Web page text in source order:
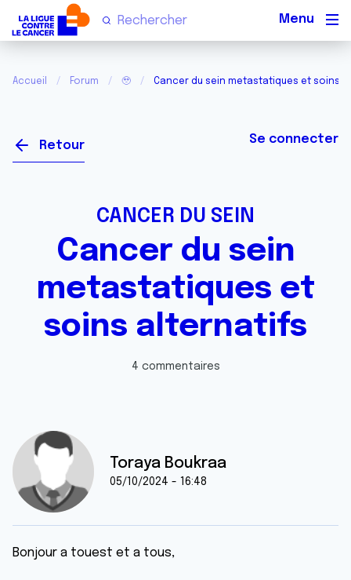
Accueil Forum 🥹 Cancer du sein metastatiques et soins
Retour Se connecter
CANCER DU SEIN
Cancer du sein
metastatiques et
soins alternatifs
4 commentaires
Toraya Boukraa
05/10/2024 - 16:48
Bonjour a touest et a tous,